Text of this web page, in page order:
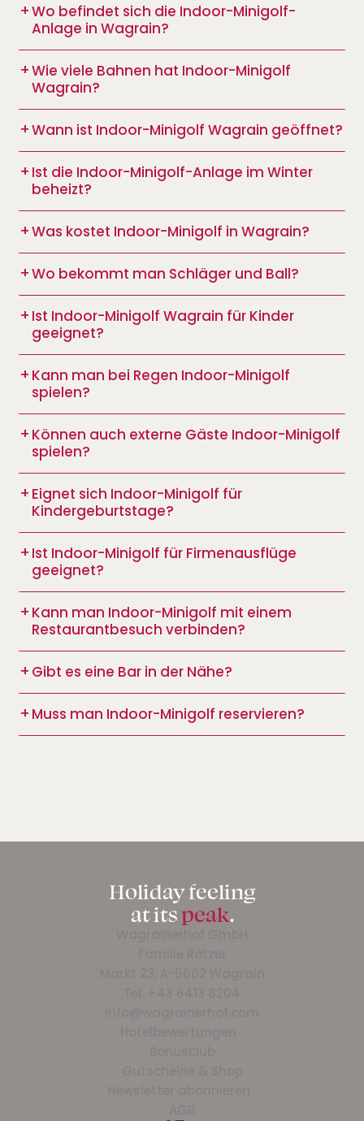
Wo befindet sich die Indoor-Minigolf-
Anlage in Wagrain?
Wie viele Bahnen hat Indoor-Minigolf
Wagrain?
Wann ist Indoor-Minigolf Wagrain geöffnet?
Ist die Indoor-Minigolf-Anlage im Winter
beheizt?
Was kostet Indoor-Minigolf in Wagrain?
Wo bekommt man Schläger und Ball?
Ist Indoor-Minigolf Wagrain für Kinder
geeignet?
Kann man bei Regen Indoor-Minigolf
spielen?
Können auch externe Gäste Indoor-Minigolf
spielen?
Eignet sich Indoor-Minigolf für
Kindergeburtstage?
Ist Indoor-Minigolf für Firmenausflüge
geeignet?
Kann man Indoor-Minigolf mit einem
Restaurantbesuch verbinden?
Gibt es eine Bar in der Nähe?
Muss man Indoor-Minigolf reservieren?
Holiday feeling
at itspeak.